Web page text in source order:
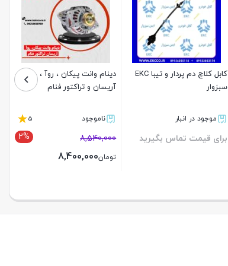
کابل کلاچ دم پردار و تیبا EKC
سبزوار
موجود در انبار
برای قیمت تماس بگیرید
دینام وانت پیکان ، روآ ،
آریسان و تراکتور فنام
ناموجود 5
2% 8,540,000
تومان8,400,000